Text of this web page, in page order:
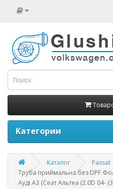
Категории
Каталог
Passat
Труба приймальна без DPF
Ауді А3 (Сеат Альтеа (2.0D 04-